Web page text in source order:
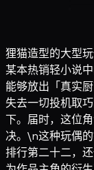
狸猫造型的大型
某本热销轻小说
能够放出「真实
失去一切投机取
下。届时，这位
决。\n这种玩偶
排行第二十二，